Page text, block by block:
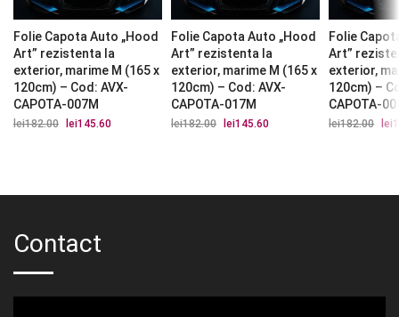
Folie Capota Auto „Hood
Art” rezistenta la
exterior, marime M (165 x
120cm) – Cod: AVX-
CAPOTA-007M
lei182.00
Prețul
lei145.60
Folie Capota Auto „Hood
Art” rezistenta la
exterior, marime M (165 x
120cm) – Cod: AVX-
CAPOTA-017M
lei182.00
Prețul
lei145.60
Folie
Art”
exterior,
120cm) –
CAPOTA-
lei182.00 lei
Contact